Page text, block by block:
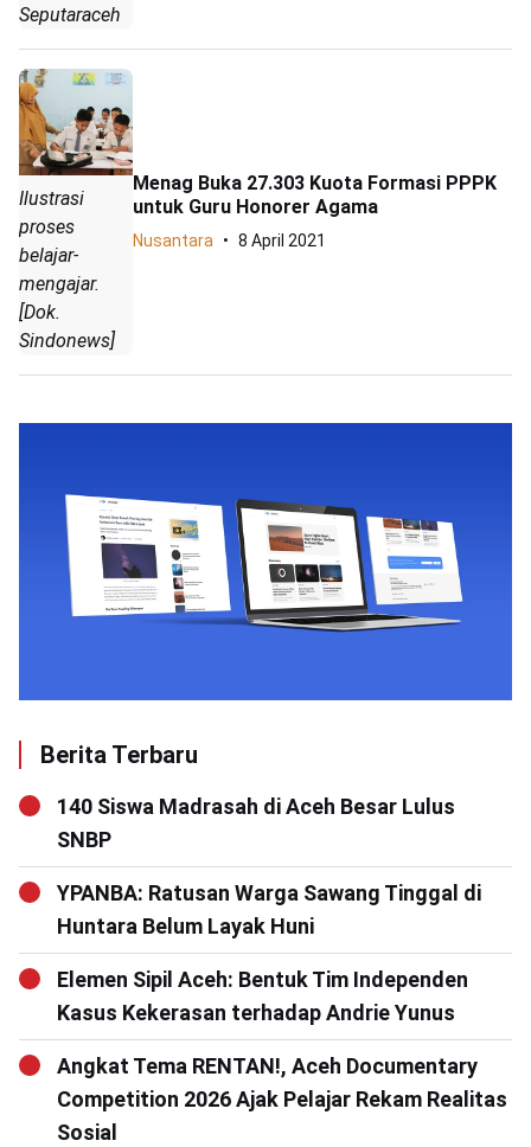
Seputaraceh
Ilustrasi
proses
belajar-
mengajar.
[Dok.
Sindonews]
Menag Buka 27.303 Kuota Formasi PPPK
untuk Guru Honorer Agama
Nusantara 8 April 2021
Berita Terbaru
140 Siswa Madrasah di Aceh Besar Lulus
SNBP
YPANBA: Ratusan Warga Sawang Tinggal di
Huntara Belum Layak Huni
Elemen Sipil Aceh: Bentuk Tim Independen
Kasus Kekerasan terhadap Andrie Yunus
Angkat Tema RENTAN!, Aceh Documentary
Competition 2026 Ajak Pelajar Rekam Realitas
Sosial